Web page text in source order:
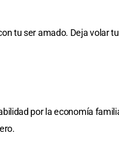
tu ser amado. Deja volar
por la economía